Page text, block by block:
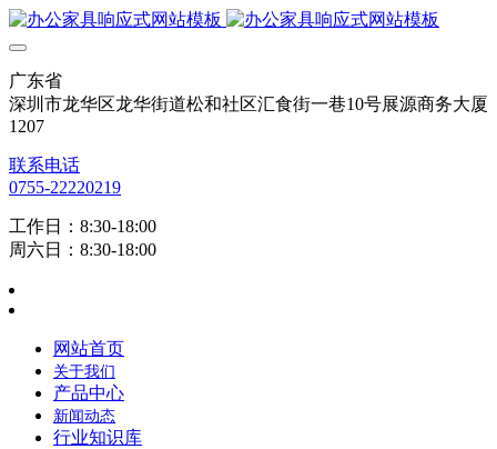
广东省
深圳市龙华区龙华街道松和社区汇食街一巷10号展源商务大厦
1207
联系电话
0755-22220219
工作日：8:30-18:00
周六日：8:30-18:00
网站首页
关于我们
产品中心
新闻动态
行业知识库